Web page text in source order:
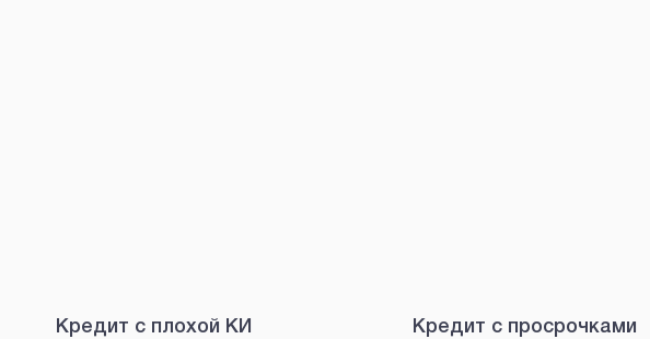
Кредит с плохой КИ Кредит с просрочками